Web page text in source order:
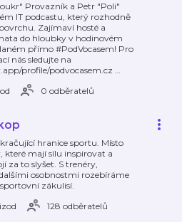
Provazník a Petr "Poli"
IT podcastu, který rozhodně
Zajímaví hosté a
do hloubky v hodinovém
přímo #PodVocasem! Pro
nás sledujte na
profile/podvocasem.cz …
0 odběratelů
hranice sportu. Místo
které mají sílu inspirovat a
za to slyšet. S trenéry,
osobnostmi rozebíráme
zákulisí.
128 odběratelů